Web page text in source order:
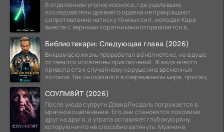
В отдалённом уголке космоса, где уцелевшие
последователи древнего ордена не прекращают
сопротивление натиску тёмных сил, молодая Кара
вместе с верными соратниками отправляется в
Библиотекари: Следующая глава (2026)
Викрам всю жизнь проработал в библиотеке, но в душе
оставался искателем приключений. Жажда нового
привела его к случайному нарушению временных
потоков. Так он оказался в современном мире, притащив
СОУЛМ8ЙТ (2026)
После ухода супруги Дэвид Рисдаль погружается в
мрачное оцепенение. Его дни становятся похожими
друг на друга, а утрата оставляет глубокую рану,
которую ничто не способно затянуть. Мужчина